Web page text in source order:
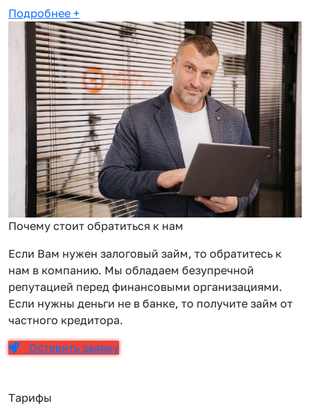
Подробнее +
Почему стоит обратиться к нам
Если Вам нужен залоговый займ, то обратитесь к
нам в компанию. Мы обладаем безупречной
репутацией перед финансовыми организациями.
Если нужны деньги не в банке, то получите займ от
частного кредитора.
Оставить заявку
Тарифы